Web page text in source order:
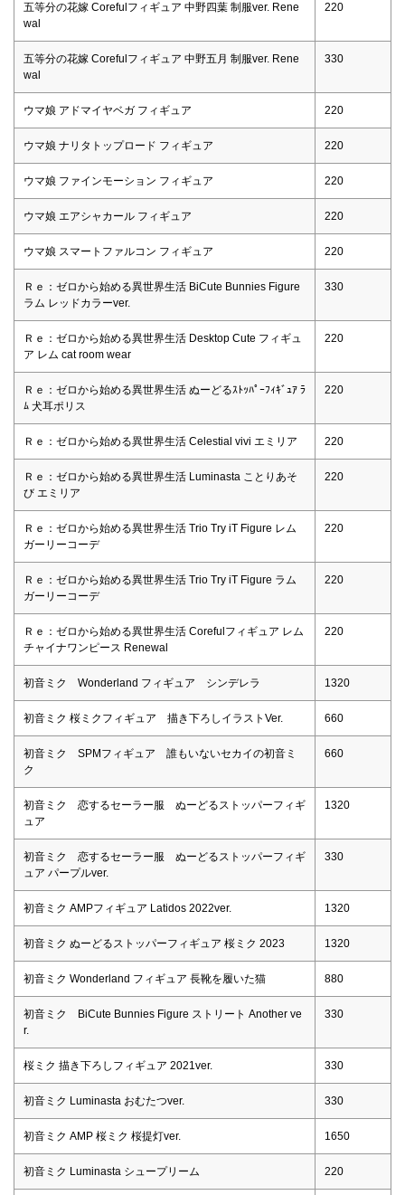
五等分の花嫁 Corefulフィギュア 中野四葉 制服ver. Rene
wal
220
五等分の花嫁 Corefulフィギュア 中野五月 制服ver. Rene
wal
330
ウマ娘 アドマイヤベガ フィギュア 220
ウマ娘 ナリタトップロード フィギュア 220
ウマ娘 ファインモーション フィギュア 220
ウマ娘 エアシャカール フィギュア 220
ウマ娘 スマートファルコン フィギュア 220
Ｒｅ：ゼロから始める異世界生活 BiCute Bunnies Figure
ラム レッドカラーver.
330
Ｒｅ：ゼロから始める異世界生活 Desktop Cute フィギュ
ア レム cat room wear
220
Ｒｅ：ゼロから始める異世界生活 ぬーどるｽﾄｯﾊﾟｰﾌｨｷﾞｭｱ ﾗ
ﾑ 犬耳ポリス
220
Ｒｅ：ゼロから始める異世界生活 Celestial vivi エミリア 220
Ｒｅ：ゼロから始める異世界生活 Luminasta ことりあそ
び エミリア
220
Ｒｅ：ゼロから始める異世界生活 Trio Try iT Figure レム
ガーリーコーデ
220
Ｒｅ：ゼロから始める異世界生活 Trio Try iT Figure ラム
ガーリーコーデ
220
Ｒｅ：ゼロから始める異世界生活 Corefulフィギュア レム
チャイナワンピース Renewal
220
初音ミク Wonderland フィギュア シンデレラ 1320
初音ミク 桜ミクフィギュア 描き下ろしイラストVer. 660
初音ミク SPMフィギュア 誰もいないセカイの初音ミ
ク
660
初音ミク 恋するセーラー服 ぬーどるストッパーフィギ
ュア
1320
初音ミク 恋するセーラー服 ぬーどるストッパーフィギ
ュア パープルver.
330
初音ミク AMPフィギュア Latidos 2022ver. 1320
初音ミク ぬーどるストッパーフィギュア 桜ミク 2023 1320
初音ミク Wonderland フィギュア 長靴を履いた猫 880
初音ミク BiCute Bunnies Figure ストリート Another ve
r.
330
桜ミク 描き下ろしフィギュア 2021ver. 330
初音ミク Luminasta おむたつver. 330
初音ミク AMP 桜ミク 桜提灯ver. 1650
初音ミク Luminasta シュープリーム 220